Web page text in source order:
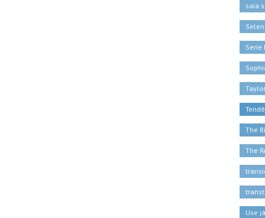
saia
Serie
The
The
Use já